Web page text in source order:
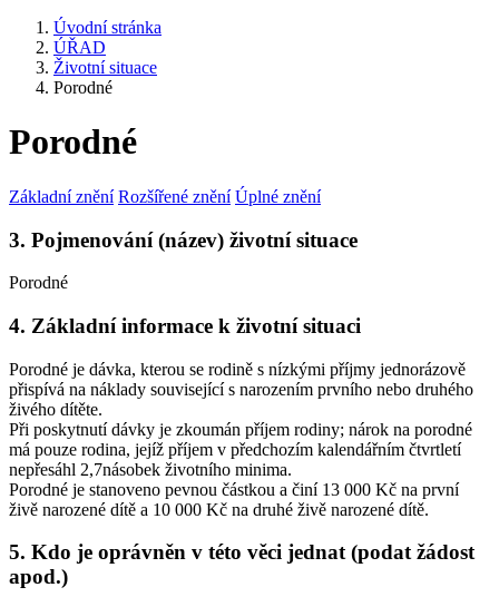
Úvodní stránka
ÚŘAD
Životní situace
Porodné
Porodné
Základní znění Rozšířené znění Úplné znění
3. Pojmenování (název) životní situace
Porodné
4. Základní informace k životní situaci
Porodné je dávka, kterou se rodině s nízkými příjmy jednorázově
přispívá na náklady související s narozením prvního nebo druhého
živého dítěte.
Při poskytnutí dávky je zkoumán příjem rodiny; nárok na porodné
má pouze rodina, jejíž příjem v předchozím kalendářním čtvrtletí
nepřesáhl 2,7násobek životního minima.
Porodné je stanoveno pevnou částkou a činí 13 000 Kč na první
živě narozené dítě a 10 000 Kč na druhé živě narozené dítě.
5. Kdo je oprávněn v této věci jednat (podat žádost
apod.)